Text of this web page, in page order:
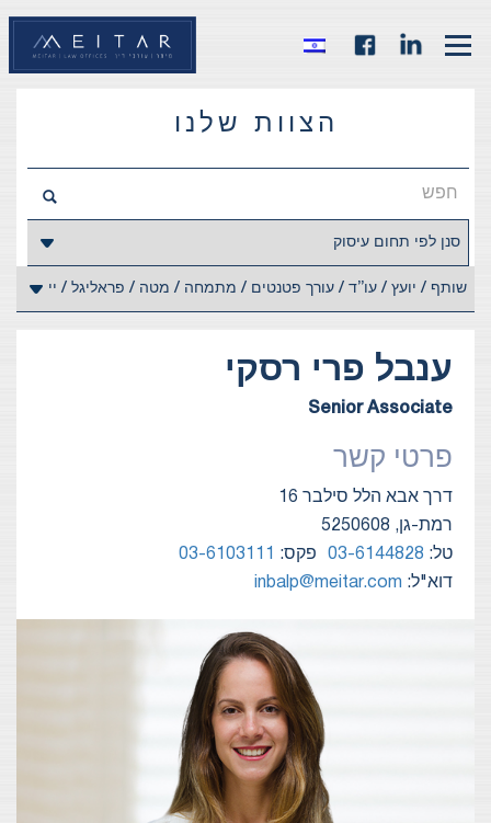
הצוות שלנו
ענבל פרי רסקי
Senior Associate
פרטי קשר
דרך אבא הלל סילבר 16
רמת-גן, 5250608
טל: 03-6144828 פקס:
03-6103111
דוא"ל: inbalp@meitar.com